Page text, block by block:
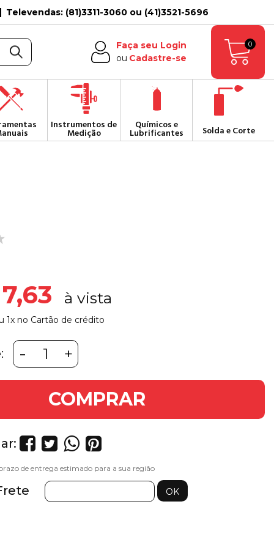
Televendas: (81)3311-3060 ou (41)3521-5696
Faça seu Login
ou Cadastre-se
0
Instrumentos de
Medição
Químicos e
Lubrificantes Solda e Corte
1x no Cartão de crédito
- +
COMPRAR